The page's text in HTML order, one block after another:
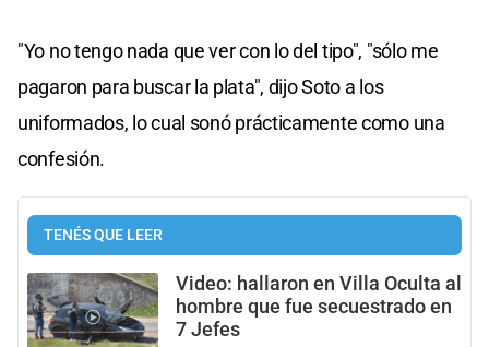
"Yo no tengo nada que ver con lo del tipo", "sólo me
pagaron para buscar la plata", dijo Soto a los
uniformados, lo cual sonó prácticamente como una
confesión.
TENÉS QUE LEER
Video: hallaron en Villa Oculta al
hombre que fue secuestrado en
7 Jefes